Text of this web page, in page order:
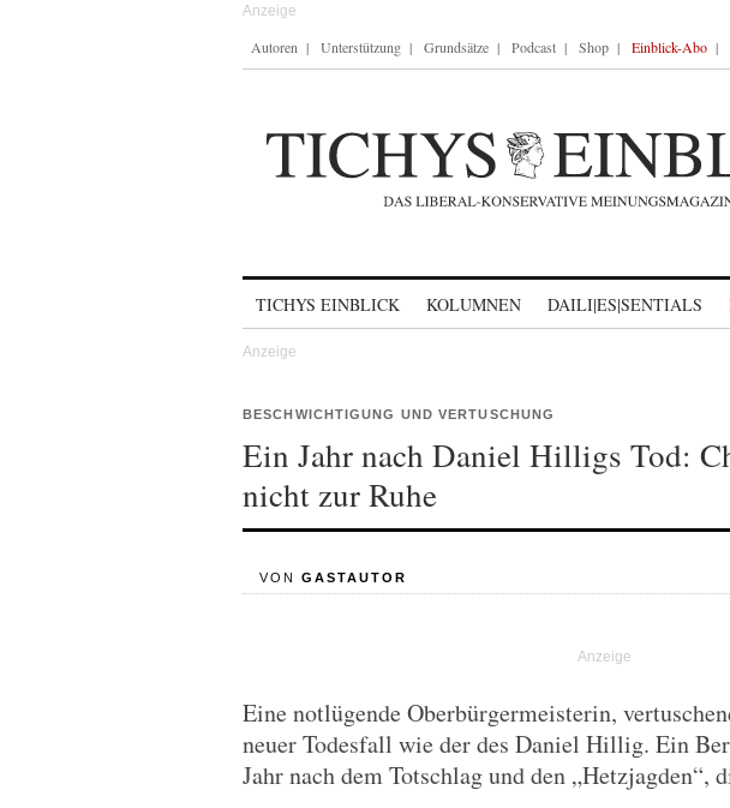
Autoren Unterstützung Grundsätze Podcast Shop Einblick-Abo
TICHYS EINBLICK KOLUMNEN DAILI|ES|SENTIALS
BESCHWICHTIGUNG UND VERTUSCHUNG
Ein Jahr nach Daniel Hilligs Tod:
nicht zur Ruhe
VON GASTAUTOR
Eine notlügende Oberbürgermeisterin,
neuer Todesfall wie der des Daniel Hillig. Ein
Jahr nach dem Totschlag und den „Hetzjagden“,